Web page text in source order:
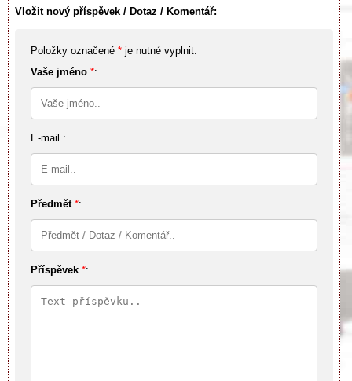
Vložit nový příspěvek / Dotaz / Komentář:
Položky označené * je nutné vyplnit.
Vaše jméno *:
E-mail :
Předmět *:
Příspěvek *: